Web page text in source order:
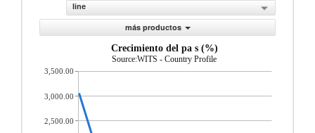
line
más productos
Crecimiento del pa s (%)
Source:WITS - Country Profile
3,500.00
3,000.00
2,500.00